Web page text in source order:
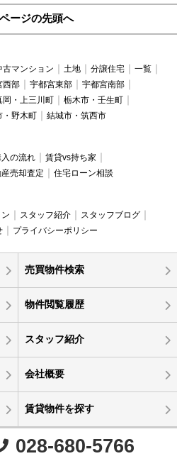
ージの先頭へ
古マンション 土地 分譲住宅
一覧
西部 宇都宮東部
宇都宮南部
岡・上三川町
栃木市・壬生町
・野木町 結城市・筑西市
の流れ
賃貸vs持ち家
売却査定 住宅ローン相談
スタッフ紹介
スタッフブログ
プライバシーポリシー
売買物件検索
物件閲覧履歴
スタッフ紹介
会社概要
賃貸物件を探す
028-680-5766